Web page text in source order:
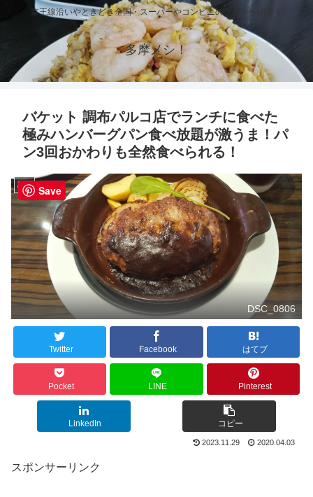
京王線沿いやときどき全国・スーパーやコンビニのグルメを紹介！
多摩メシ！
バケット 調布パルコ店でランチに食べた
極みハンバーグパン食べ放題が激うま！パ
ン3回おかわりも全然食べられる！
調布
DSC_0806
Twitter Facebook はてブ
Pocket LINE Pinterest
LinkedIn コピー
2023.11.29 2020.04.03
スポンサーリンク
Save